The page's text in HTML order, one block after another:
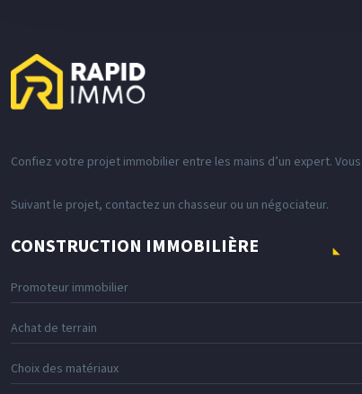
Confiez votre projet immobilier entre les mains d’un expert.
Suivant le projet, contactez un chasseur ou un négociateur.
CONSTRUCTION IMMOBILIÈRE
Promoteur immobilier
Achat de terrain
Choix des matériaux